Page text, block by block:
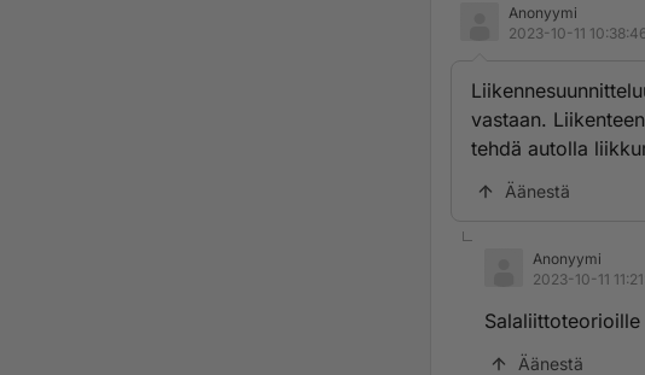
Anonyymi
2023-10-11
vastaan.
tehdä autolla
Äänestä
Anonyymi
2023-10-11
Äänestä